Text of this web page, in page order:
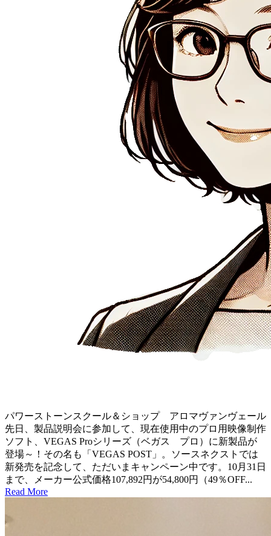
パワーストーンスクール＆ショップ アロマヴァンヴェール
先日、製品説明会に参加して、現在使用中のプロ用映像制作
ソフト、VEGAS Proシリーズ（ベガス プロ）に新製品が
登場～！その名も「VEGAS POST」。ソースネクストでは
新発売を記念して、ただいまキャンペーン中です。10月31日
まで、メーカー公式価格107,892円が54,800円（49％OFF...
Read More